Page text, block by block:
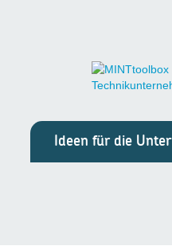
Ideen für die